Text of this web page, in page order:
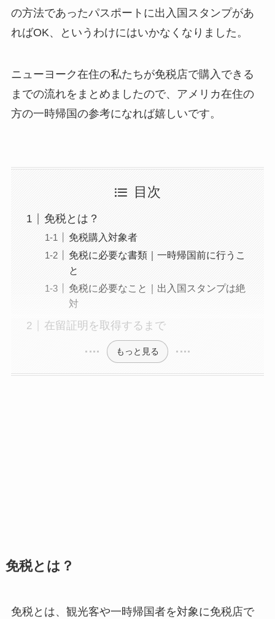
の方法であったパスポートに出入国スタンプがあ
ればOK、というわけにはいかなくなりました。
ニューヨーク在住の私たちが免税店で購入できる
までの流れをまとめましたので、アメリカ在住の
方の一時帰国の参考になれば嬉しいです。
目次
免税とは？
免税購入対象者
免税に必要な書類｜一時帰国前に行うこ
と
免税に必要なこと｜出入国スタンプは絶
対
在留証明を取得するまで
もっと見る
免税とは？
免税とは、観光客や一時帰国者を対象に免税店で